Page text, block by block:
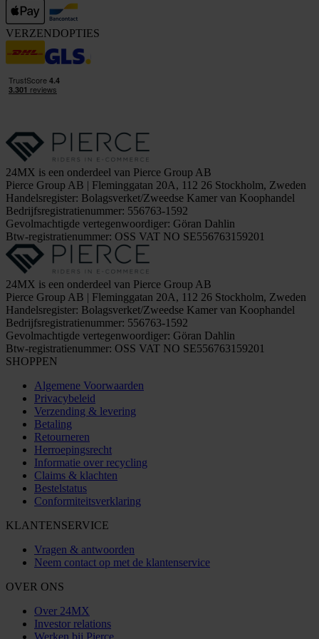
VERZENDOPTIES
24MX is een onderdeel van Pierce Group AB
Pierce Group AB | Fleminggatan 20A, 112 26 Stockholm, Zweden
Handelsregister: Bolagsverket/Zweedse Kamer van Koophandel
Bedrijfsregistratienummer: 556763-1592
Gevolmachtigde vertegenwoordiger: Göran Dahlin
Btw-registratienummer: OSS VAT NO SE556763159201
24MX is een onderdeel van Pierce Group AB
Pierce Group AB | Fleminggatan 20A, 112 26 Stockholm, Zweden
Handelsregister: Bolagsverket/Zweedse Kamer van Koophandel
Bedrijfsregistratienummer: 556763-1592
Gevolmachtigde vertegenwoordiger: Göran Dahlin
Btw-registratienummer: OSS VAT NO SE556763159201
SHOPPEN
Algemene Voorwaarden
Privacybeleid
Verzending & levering
Betaling
Retourneren
Herroepingsrecht
Informatie over recycling
Claims & klachten
Bestelstatus
Conformiteitsverklaring
KLANTENSERVICE
Vragen & antwoorden
Neem contact op met de klantenservice
OVER ONS
Over 24MX
Investor relations
Werken bij Pierce